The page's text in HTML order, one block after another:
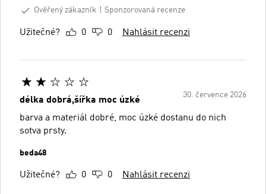
Ověřený zákazník
Sponzorovaná recenze
Užitečné? 0 0 Nahlásit recenzi
30. července 2026
délka dobrá,šířka moc úzké
barva a materiál dobré, moc úzké dostanu do nich
sotva prsty.
beda48
Užitečné? 0 0 Nahlásit recenzi